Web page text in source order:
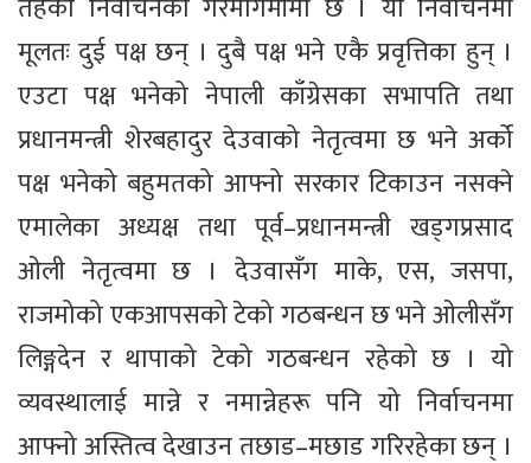
तहको निर्वाचनको गरमागर्मीमा छ । यो निर्वाचनमा
मूलतः दुई पक्ष छन् । दुबै पक्ष भने एकै प्रवृत्तिका हुन् ।
एउटा पक्ष भनेको नेपाली काँग्रेसका सभापति तथा
प्रधानमन्त्री शेरबहादुर देउवाको नेतृत्वमा छ भने अर्को
पक्ष भनेको बहुमतको आफ्नो सरकार टिकाउन नसक्ने
एमालेका अध्यक्ष तथा पूर्व–प्रधानमन्त्री खड्गप्रसाद
ओली नेतृत्वमा छ । देउवासँग माके, एस, जसपा,
राजमोको एकआपसको टेको गठबन्धन छ भने ओलीसँग
लिङ्गदेन र थापाको टेको गठबन्धन रहेको छ । यो
व्यवस्थालाई मान्ने र नमान्नेहरू पनि यो निर्वाचनमा
आफ्नो अस्तित्व देखाउन तछाड–मछाड गरिरहेका छन् ।